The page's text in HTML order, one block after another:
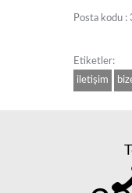
Posta kodu :
Etiketler:
iletişim